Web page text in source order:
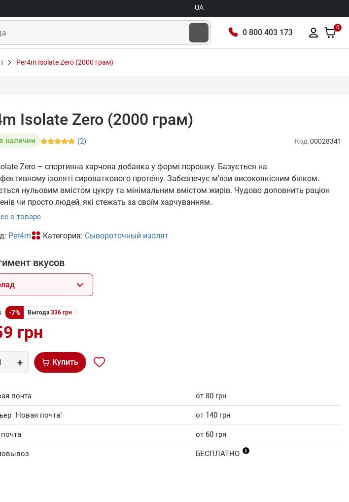
UA
0 800 403 173
0
Per4m Isolate Zero (2000 грам)
Isolate Zero (2000 грам)
наличии (2) Код:00028341
Zero – спортивна харчова добавка у формі порошку. Базується на
ізоляті сироваткового протеїну. Забезпечує м’язи високоякісним білком.
нульовим вмістом цукру та мінімальним вмістом жирів. Чудово доповнить раціон
чи просто людей, які стежать за своїм харчуванням.
о товаре
Per4m Категория: Сывороточный изолят
вкусов
-7% Выгода 336 грн
грн
Купить
почта от 80 грн
"Новая почта" от 140 грн
от 60 грн
БЕСПЛАТНО